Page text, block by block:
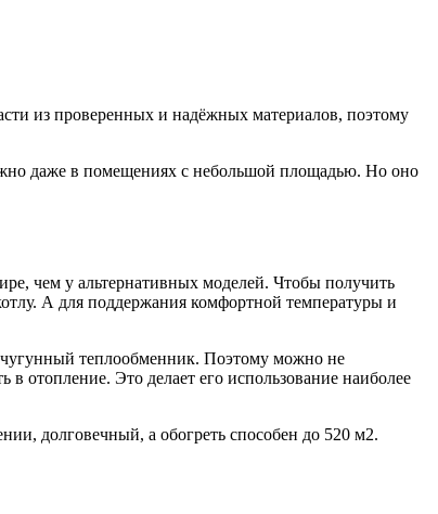
из проверенных и надёжных материалов, поэтому
даже в помещениях с небольшой площадью. Но оно
чем у альтернативных моделей. Чтобы получить
А для поддержания комфортной температуры и
чугунный теплообменник. Поэтому можно не
отопление. Это делает его использование наиболее
долговечный, а обогреть способен до 520 м2.